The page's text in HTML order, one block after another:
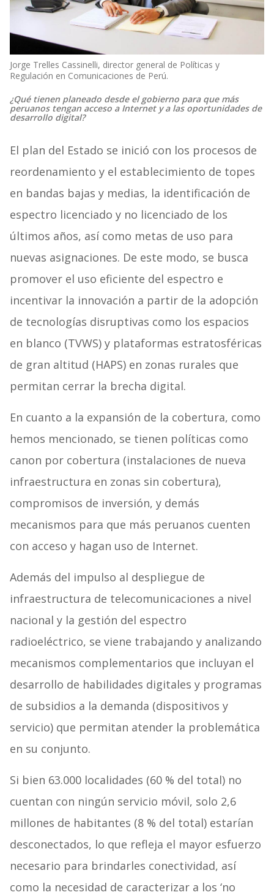
Jorge Trelles Cassinelli, director general de Políticas y
Regulación en Comunicaciones de Perú.
¿Qué tienen planeado desde el gobierno para que más
peruanos tengan acceso a Internet y a las oportunidades de
desarrollo digital?
El plan del Estado se inició con los procesos de
reordenamiento y el establecimiento de topes
en bandas bajas y medias, la identificación de
espectro licenciado y no licenciado de los
últimos años, así como metas de uso para
nuevas asignaciones. De este modo, se busca
promover el uso eficiente del espectro e
incentivar la innovación a partir de la adopción
de tecnologías disruptivas como los espacios
en blanco (TVWS) y plataformas estratosféricas
de gran altitud (HAPS) en zonas rurales que
permitan cerrar la brecha digital.
En cuanto a la expansión de la cobertura, como
hemos mencionado, se tienen políticas como
canon por cobertura (instalaciones de nueva
infraestructura en zonas sin cobertura),
compromisos de inversión, y demás
mecanismos para que más peruanos cuenten
con acceso y hagan uso de Internet.
Además del impulso al despliegue de
infraestructura de telecomunicaciones a nivel
nacional y la gestión del espectro
radioeléctrico, se viene trabajando y analizando
mecanismos complementarios que incluyan el
desarrollo de habilidades digitales y programas
de subsidios a la demanda (dispositivos y
servicio) que permitan atender la problemática
en su conjunto.
Si bien 63.000 localidades (60 % del total) no
cuentan con ningún servicio móvil, solo 2,6
millones de habitantes (8 % del total) estarían
desconectados, lo que refleja el mayor esfuerzo
necesario para brindarles conectividad, así
como la necesidad de caracterizar a los ‘no